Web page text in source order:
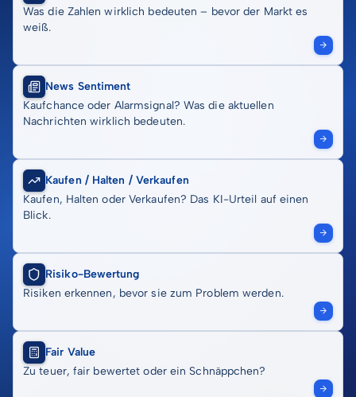
Was die Zahlen wirklich bedeuten – bevor der Markt es
weiß.
News Sentiment
Kaufchance oder Alarmsignal? Was die aktuellen
Nachrichten wirklich bedeuten.
Kaufen / Halten / Verkaufen
Kaufen, Halten oder Verkaufen? Das KI-Urteil auf einen
Blick.
Risiko-Bewertung
Risiken erkennen, bevor sie zum Problem werden.
Fair Value
Zu teuer, fair bewertet oder ein Schnäppchen?